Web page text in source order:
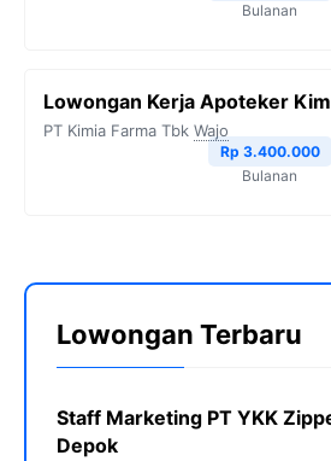
Bulanan
Lowongan Kerja Apoteker
PT Kimia Farma Tbk Wajo
Rp 3.400.000
Bulanan
Lowongan Terbaru
Staff Marketing PT YKK
Depok